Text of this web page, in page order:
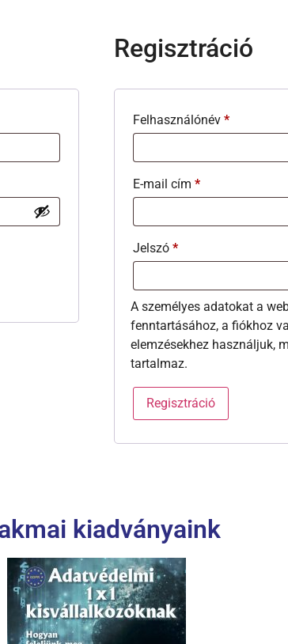
Regisztráció
Felhasználónév*
E-mail cím*
Jelszó*
A személyes adatokat a
fenntartásához, a fiókhoz
elemzésekhez használjuk,
tartalmaz.
Regisztráció
kiadványaink